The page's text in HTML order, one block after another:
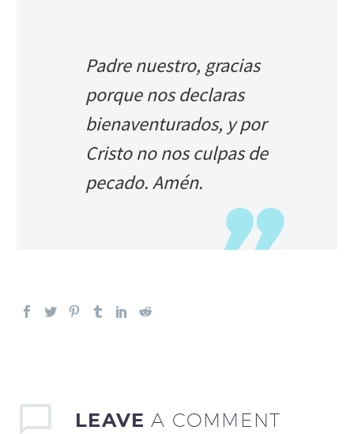
Padre nuestro, gracias
porque nos declaras
bienaventurados, y por
Cristo no nos culpas de
pecado. Amén.
LEAVEA COMMENT